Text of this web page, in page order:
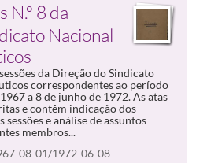
N.º 8 da
Nacional
da Direção do Sindicato
correspondentes ao período
a 8 de junho de 1972. As atas
e contêm indicação dos
sessões e análise de assuntos
membros...
08-01/1972-06-08